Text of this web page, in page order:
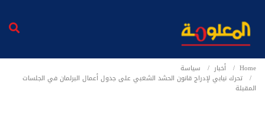
Home أخبار
سياسة
تحرك نيابي لإدراج قانون الحشد الشعبي على جدول أعمال البرلمان في الجلسات
المقبلة